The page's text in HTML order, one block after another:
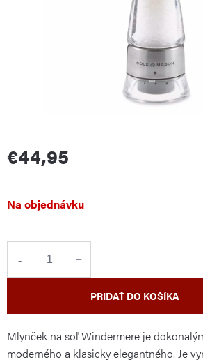
€44,95
Jednotková
cena:
Na objednávku
PRIDAŤ DO KOŠÍKA
Mlynček na soľ Windermere je
moderného a klasicky elegantného. Je